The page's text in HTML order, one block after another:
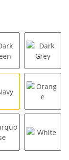
Dark Green Dark
Navy Orange